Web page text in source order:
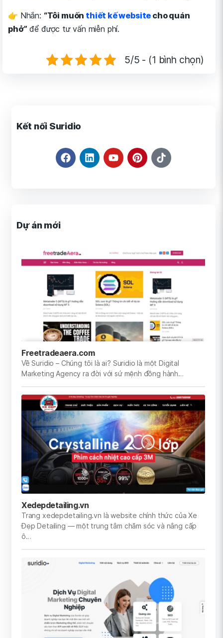
👉 Nhắn: “Tôi muốn thiết kế website cho quán
phở” để được tư vấn miễn phí.
5/5 - (1 bình chọn)
Kết nối Suridio
Dự án mới
Freetradeaera.com
Về Suridio – Chúng tôi là ai? Suridio là một Digital
Marketing Agency ra đời với sứ mệnh đồng hành…
Xedepdetailing.vn
Trang xedepdetailing.vn là website chính thức của Xe
Đẹp Detailing — một trung tâm chăm sóc và nâng cấp
ô…